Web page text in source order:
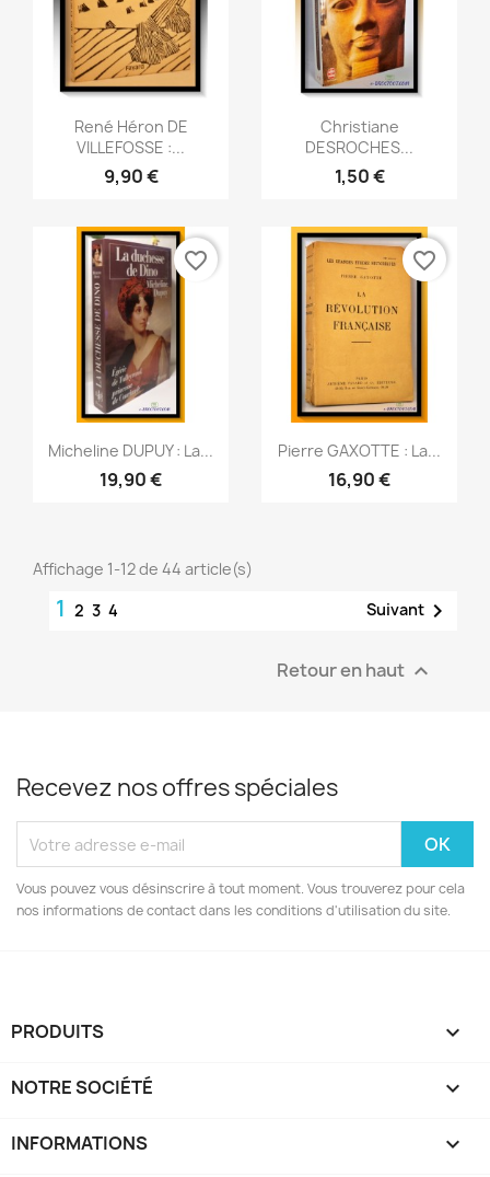
Aperçu rapide
René Héron DE
VILLEFOSSE :...
9,90 €
Aperçu rapide
Christiane
DESROCHES...
1,50 €
Aperçu rapide
Micheline DUPUY : La...
19,90 €
favorite_border
Aperçu rapide
Pierre GAXOTTE : La...
16,90 €
favorite_border
Affichage 1-12 de 44 article(s)
1 2 3 4 Suivant 
Retour en haut 
Recevez nos offres spéciales
Vous pouvez vous désinscrire à tout moment. Vous trouverez pour cela
nos informations de contact dans les conditions d'utilisation du site.
PRODUITS 
NOTRE SOCIÉTÉ 
INFORMATIONS keyboard_arrow_down